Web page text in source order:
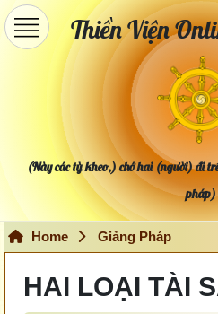
Thiền Viện
(Này các tỳ kheo,) chớ hai (người) đi
pháp)
Home Giảng Pháp
HAI LOẠI TÀI